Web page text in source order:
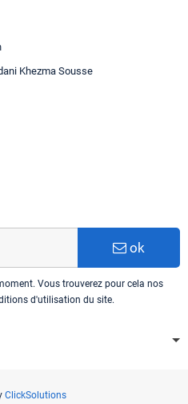
Khezma Sousse
ok
Vous trouverez pour cela nos
d'utilisation du site.
ClickSolutions